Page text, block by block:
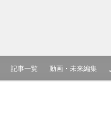
記事一覧 動画・未来編集